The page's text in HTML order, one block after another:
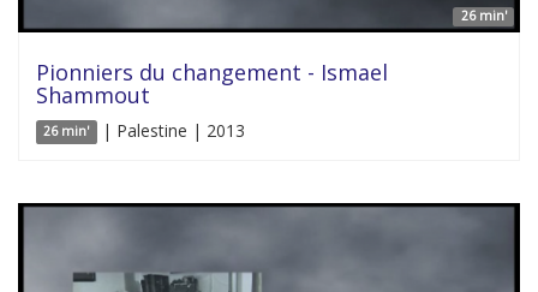
26 min'
Pionniers du changement - Ismael
Shammout
26 min' | Palestine | 2013